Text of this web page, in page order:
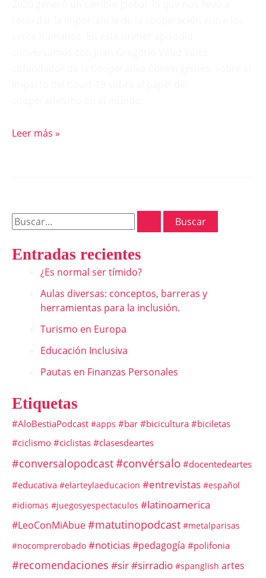
Leer más »
Entradas recientes
¿Es normal ser tímido?
Aulas diversas: conceptos, barreras y
herramientas para la inclusión.
Turismo en Europa
Educación Inclusiva
Pautas en Finanzas Personales
Etiquetas
#AloBestiaPodcast #apps #bar #bicicultura #biciletas
#ciclismo #ciclistas #clasesdeartes
#conversalopodcast#convérsalo #docentedeartes
#educativa #elarteylaeducacion #entrevistas #español
#idiomas #juegosyespectaculos #latinoamerica
#LeoConMiAbue#matutinopodcast #metalparisas
#nocomprerobado #noticias#pedagogía #polifonia
#recomendaciones #sir#sirradio #spanglish artes